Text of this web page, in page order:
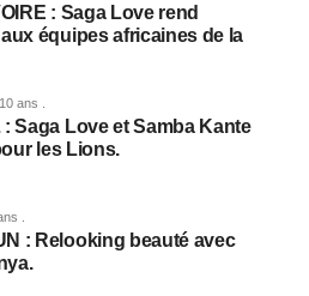
: Saga Love rend
équipes africaines de la
10 ans .
Saga Love et Samba Kante
les Lions.
.
: Relooking beauté avec